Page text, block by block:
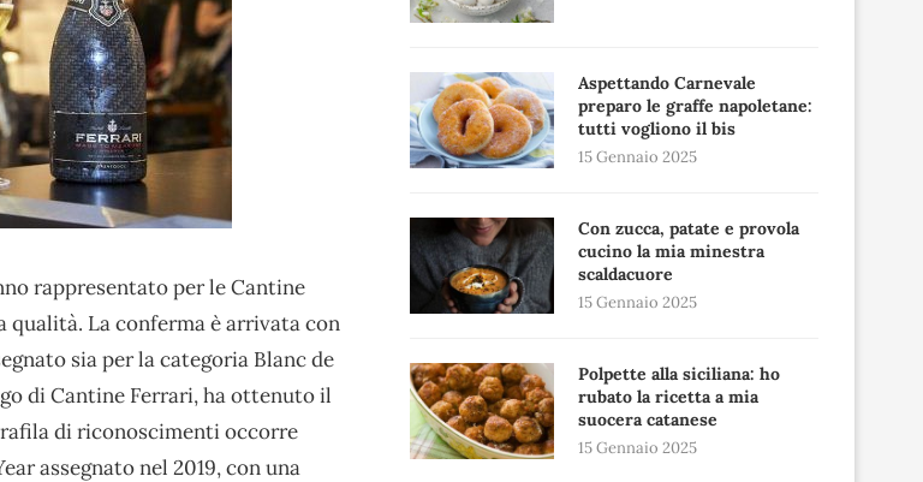
rappresentato per le Cantine
qualità. La conferma è arrivata con
sia per la categoria Blanc de
di Cantine Ferrari, ha ottenuto il
di riconoscimenti occorre
assegnato nel 2019, con una
Aspettando Carnevale
preparo le graffe napoletane:
tutti vogliono il bis
15 Gennaio 2025
Con zucca, patate e provola
cucino la mia minestra
scaldacuore
15 Gennaio 2025
Polpette alla siciliana: ho
rubato la ricetta a mia
suocera catanese
15 Gennaio 2025